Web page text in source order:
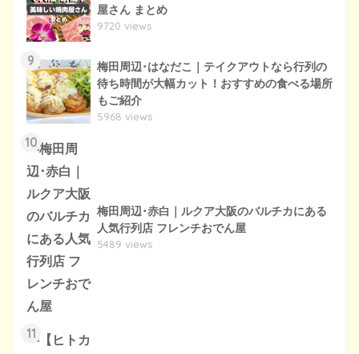
屋さん まとめ
9720 views
9
梅田周辺･はなだこ｜テイクアウトなら行列の
待ち時間が大幅カット！おすすめの食べる場所
もご紹介
5968 views
10
梅田周辺･赤白｜ルクア大阪のバルチカにある
人気行列店 フレンチおでん屋
5489 views
11